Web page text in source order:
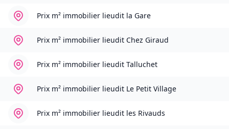
Prix m² immobilier lieudit la Gare
Prix m² immobilier lieudit Chez Giraud
Prix m² immobilier lieudit Talluchet
Prix m² immobilier lieudit Le Petit Village
Prix m² immobilier lieudit les Rivauds